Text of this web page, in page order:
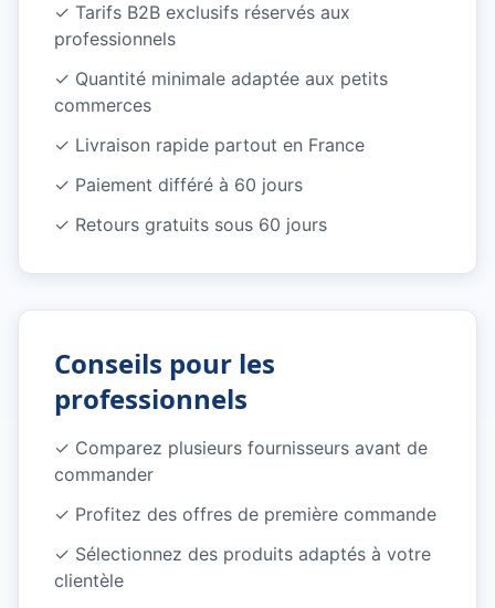
✓ Tarifs B2B exclusifs réservés aux
professionnels
✓ Quantité minimale adaptée aux petits
commerces
✓ Livraison rapide partout en France
✓ Paiement différé à 60 jours
✓ Retours gratuits sous 60 jours
Conseils pour les
professionnels
✓ Comparez plusieurs fournisseurs avant de
commander
✓ Profitez des offres de première commande
✓ Sélectionnez des produits adaptés à votre
clientèle